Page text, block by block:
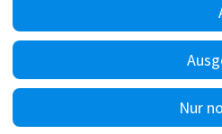
Racecard Reglement
Nur